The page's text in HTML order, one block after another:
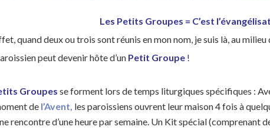
Les Petits Groupes = C’est
quand deux ou trois sont réunis en mon nom, je suis là, au
peut devenir hôte d’un Petit Groupe !
Groupes se forment lors de temps liturgiques spécifiques :
de l’Avent, les paroissiens ouvrent leur maison 4 fois à
rencontre d’une heure par semaine. Un Kit spécial (comprenant